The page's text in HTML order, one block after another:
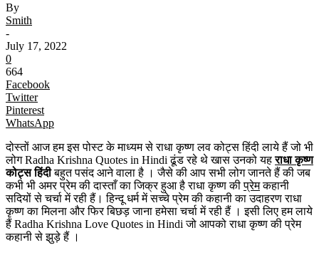
By
Smith
-
July 17, 2022
0
664
Facebook
Twitter
Pinterest
WhatsApp
दोस्तों आज हम इस पोस्ट के माध्यम से राधा कृष्ण लव कोट्स हिंदी लाये हैं जो भी
लोग Radha Krishna Quotes in Hindi ढूंड रहे थे खास उनको यहराधा कृष्ण
कोट्स हिंदीबहुत पसंद आने वाला है । जैसे की आप सभी लोग जानते हैं की जब
कभी भी अमर प्रेम की दास्ताँ का जिक्र हुआ है राधा कृष्ण कीप्रेमकहानी
सदियों से चर्चा में रही हैं। हिन्दू धर्म में सच्चे प्रेम की कहानी का उदाहरण राधा
कृष्ण का मिलना और फिर बिछड़ जाना हमेसा चर्चा में रही हैं । इसी लिए हम लाये
हैं Radha Krishna Love Quotes in Hindi जो आपको राधा कृष्ण की प्रेम
कहानी से झुड़े हैं ।